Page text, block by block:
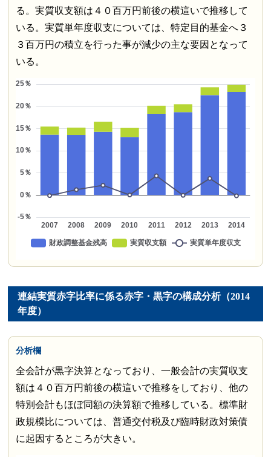
る。実質収支額は４０百万円前後の横這いで推移して
いる。実質単年度収支については、特定目的基金へ３
３百万円の積立を行った事が減少の主な要因となって
いる。
連結実質赤字比率に係る赤字・黒字の構成分析（2014
年度）
分析欄
全会計が黒字決算となっており、一般会計の実質収支
額は４０百万円前後の横這いで推移をしており、他の
特別会計もほぼ同額の決算額で推移している。標準財
政規模比については、普通交付税及び臨時財政対策債
に起因するところが大きい。